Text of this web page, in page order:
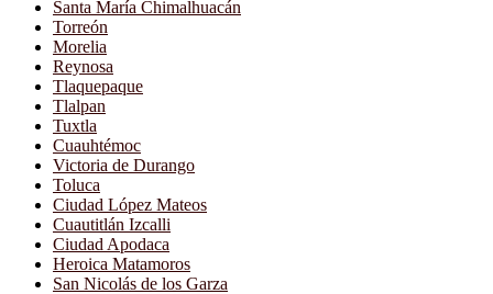
Santa María Chimalhuacán
Torreón
Morelia
Reynosa
Tlaquepaque
Tlalpan
Tuxtla
Cuauhtémoc
Victoria de Durango
Toluca
Ciudad López Mateos
Cuautitlán Izcalli
Ciudad Apodaca
Heroica Matamoros
San Nicolás de los Garza